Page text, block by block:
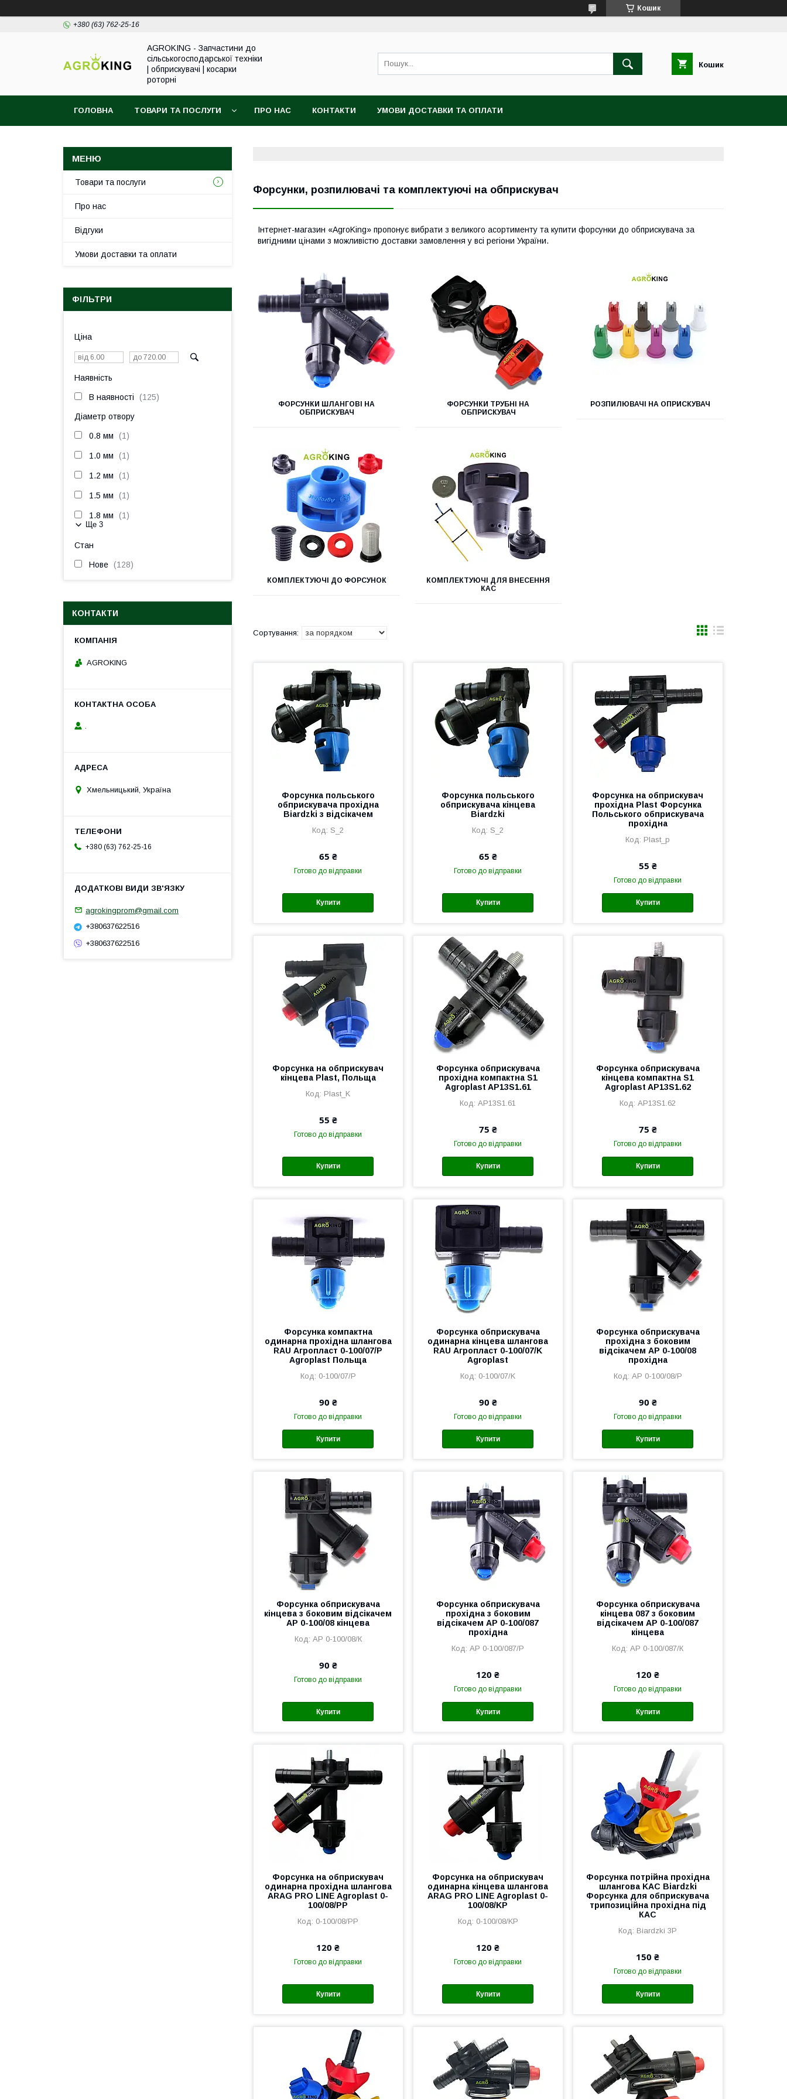
Кошик
+380 (63) 762-25-16
AGROKING - Запчастини до
сільськогосподарської техніки
| обприскувачі | косарки
роторні
Кошик
ГОЛОВНА ТОВАРИ ТА ПОСЛУГИ ПРО НАС КОНТАКТИ УМОВИ ДОСТАВКИ ТА ОПЛАТИ
Форсунки, розпилювачі та комплектуючі на обприскувач
Інтернет-магазин «AgroKing» пропонує вибрати з великого асортименту та купити форсунки до обприскувача за
вигідними цінами з можливістю доставки замовлення у всі регіони України.
ФОРСУНКИ ШЛАНГОВІ НА
ОБПРИСКУВАЧ
ФОРСУНКИ ТРУБНІ НА
ОБПРИСКУВАЧ
РОЗПИЛЮВАЧІ НА ОПРИСКУВАЧ
КОМПЛЕКТУЮЧІ ДО ФОРСУНОК
КОМПЛЕКТУЮЧІ ДЛЯ ВНЕСЕННЯ
КАС
Форсунка польського
обприскувача прохідна
Biardzki з відсікачем
S_2
65 ₴
Готово до відправки
Купити
Форсунка польського
обприскувача кінцева
Biardzki
S_2
65 ₴
Готово до відправки
Купити
Форсунка на обприскувач
прохідна Plast Форсунка
Польського обприскувача
прохідна
Plast_p
55 ₴
Готово до відправки
Купити
Форсунка на обприскувач
кінцева Plast, Польща
Plast_K
55 ₴
Готово до відправки
Купити
Форсунка обприскувача
прохідна компактна S1
Agroplast AP13S1.61
AP13S1.61
75 ₴
Готово до відправки
Купити
Форсунка обприскувача
кінцева компактна S1
Agroplast AP13S1.62
AP13S1.62
75 ₴
Готово до відправки
Купити
Форсунка компактна
одинарна прохідна шлангова
RAU Агропласт 0-100/07/P
Agroplast Польща
0-100/07/P
90 ₴
Готово до відправки
Купити
Форсунка обприскувача
одинарна кінцева шлангова
RAU Агропласт 0-100/07/K
Agroplast
0-100/07/K
90 ₴
Готово до відправки
Купити
Форсунка обприскувача
прохідна з боковим
відсікачем AP 0-100/08
прохідна
AP 0-100/08/P
90 ₴
Готово до відправки
Купити
Форсунка обприскувача
кінцева з боковим відсікачем
AP 0-100/08 кінцева
AP 0-100/08/К
90 ₴
Готово до відправки
Купити
Форсунка обприскувача
прохідна з боковим
відсікачем AP 0-100/087
прохідна
AP 0-100/087/P
120 ₴
Готово до відправки
Купити
Форсунка обприскувача
кінцева 087 з боковим
відсікачем AP 0-100/087
кінцева
AP 0-100/087/К
120 ₴
Готово до відправки
Купити
Форсунка на обприскувач
одинарна прохідна шлангова
ARAG PRO LINE Agroplast 0-
100/08/PP
0-100/08/PP
120 ₴
Готово до відправки
Купити
Форсунка на обприскувач
одинарна кінцева шлангова
ARAG PRO LINE Agroplast 0-
100/08/KP
0-100/08/KP
120 ₴
Готово до відправки
Купити
Форсунка потрійна прохідна
шлангова KAC Biardzki
Форсунка для обприскувача
трипозиційна прохідна під
КАС
Biardzki 3P
150 ₴
Готово до відправки
Купити
Товари та послуги
Про нас
Відгуки
Умови доставки та оплати
ФІЛЬТРИ
Ціна
Наявність
В наявності 125
Діаметр отвору
0.8 мм 1
1.0 мм 1
1.2 мм 1
1.5 мм 1
1.8 мм 1
Ще 3
Стан
Нове 128
КОНТАКТИ
AGROKING
.
Хмельницький, Україна
+380 (63) 762-25-16
agrokingprom@gmail.com
+380637622516
+380637622516